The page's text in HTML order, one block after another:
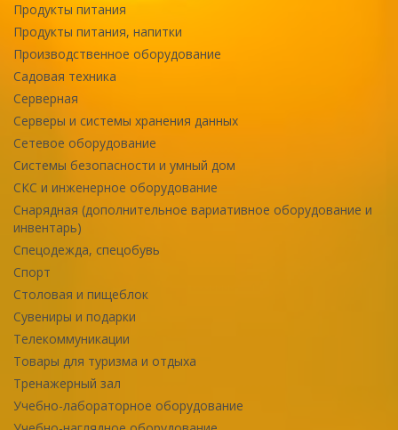
Продукты питания
Продукты питания, напитки
Производственное оборудование
Садовая техника
Серверная
Серверы и системы хранения данных
Сетевое оборудование
Системы безопасности и умный дом
СКС и инженерное оборудование
Снарядная (дополнительное вариативное оборудование и
инвентарь)
Спецодежда, спецобувь
Спорт
Столовая и пищеблок
Сувениры и подарки
Телекоммуникации
Товары для туризма и отдыха
Тренажерный зал
Учебно-лабораторное оборудование